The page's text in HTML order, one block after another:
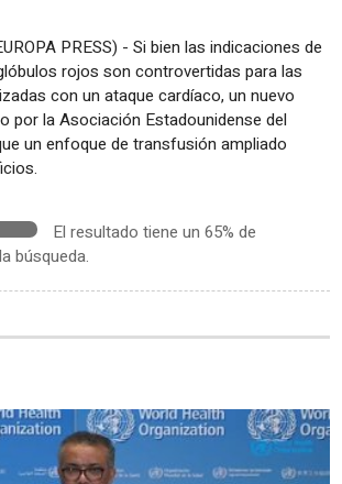
PRESS) - Si bien las indicaciones de
rojos son controvertidas para las
con un ataque cardíaco, un nuevo
por la Asociación Estadounidense del
un enfoque de transfusión ampliado
El resultado tiene un 65% de
búsqueda.